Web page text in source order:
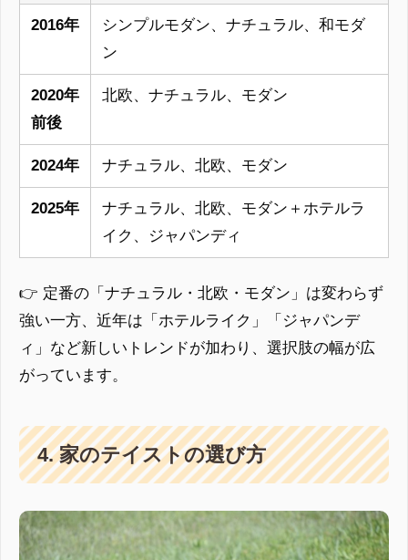
2016年
シンプルモダン、ナチュラル、和モダ
ン
2020年
前後
北欧、ナチュラル、モダン
2024年 ナチュラル、北欧、モダン
2025年
ナチュラル、北欧、モダン＋ホテルラ
イク、ジャパンディ
👉 定番の「ナチュラル・北欧・モダン」は変わらず
強い一方、近年は「ホテルライク」「ジャパンデ
ィ」など新しいトレンドが加わり、選択肢の幅が広
がっています。
4. 家のテイストの選び方